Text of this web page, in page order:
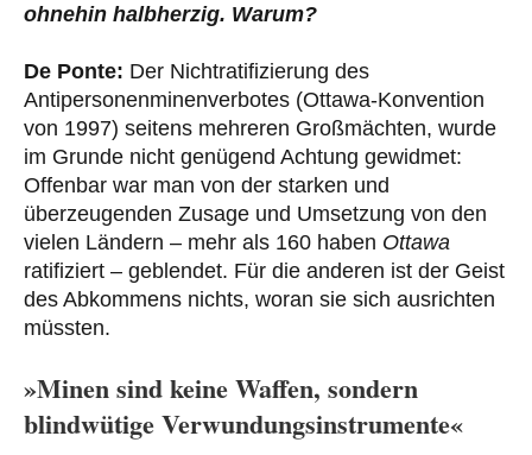
ohnehin halbherzig. Warum?
De Ponte: Der Nichtratifizierung des
Antipersonenminenverbotes (Ottawa-Konvention
von 1997) seitens mehreren Großmächten, wurde
im Grunde nicht genügend Achtung gewidmet:
Offenbar war man von der starken und
überzeugenden Zusage und Umsetzung von den
vielen Ländern – mehr als 160 haben Ottawa
ratifiziert – geblendet. Für die anderen ist der Geist
des Abkommens nichts, woran sie sich ausrichten
müssten.
»Minen sind keine Waffen, sondern
blindwütige Verwundungsinstrumente«